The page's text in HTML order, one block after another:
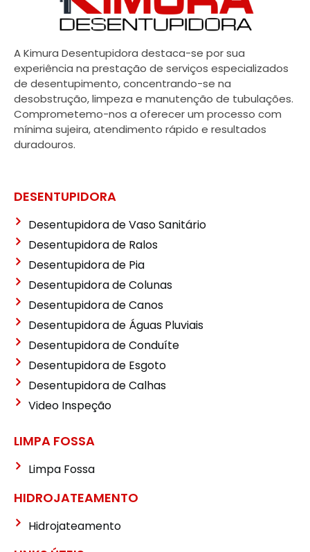
A Kimura Desentupidora destaca-se por sua
experiência na prestação de serviços especializados
de desentupimento, concentrando-se na
desobstrução, limpeza e manutenção de tubulações.
Comprometemo-nos a oferecer um processo com
mínima sujeira, atendimento rápido e resultados
duradouros.
DESENTUPIDORA
Desentupidora de Vaso Sanitário
Desentupidora de Ralos
Desentupidora de Pia
Desentupidora de Colunas
Desentupidora de Canos
Desentupidora de Águas Pluviais
Desentupidora de Conduíte
Desentupidora de Esgoto
Desentupidora de Calhas
Video Inspeção
LIMPA FOSSA
Limpa Fossa
HIDROJATEAMENTO
Hidrojateamento